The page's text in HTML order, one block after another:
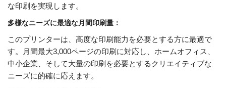
な印刷を実現します。
多様なニーズに最適な月間印刷量：
このプリンターは、高度な印刷能力を必要とする方に最適で
す。月間最大3,000ページの印刷に対応し、ホームオフィス、
中小企業、そして大量の印刷を必要とするクリエイティブな
ニーズに的確に応えます。